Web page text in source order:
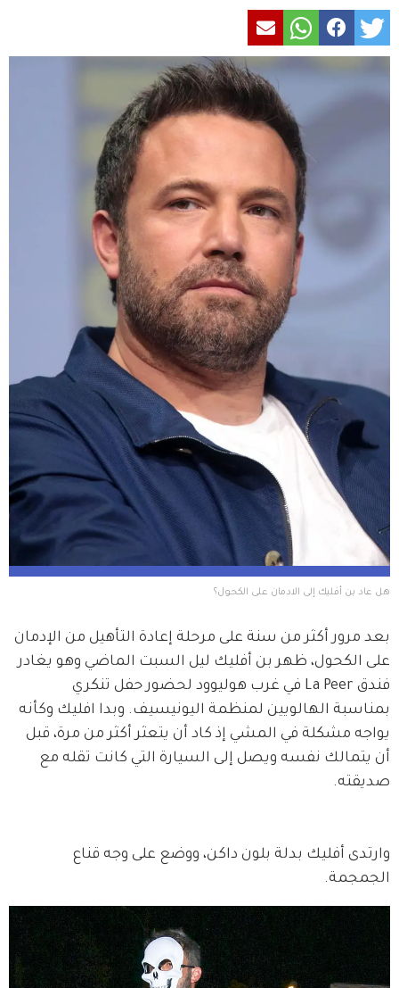
هل عاد بن أفليك إلى الادمان على الكحول؟
بعد مرور أكثر من سنة على مرحلة إعادة التأهيل من الإدمان
على الكحول، ظهر بن أفليك ليل السبت الماضي وهو يغادر
فندق La Peer في غرب هوليوود لحضور حفل تنكري
بمناسبة الهالويين لمنظمة اليونيسيف. وبدا افليك وكأنه
يواجه مشكلة في المشي إذ كاد أن يتعثر أكثر من مرة، قبل
أن يتمالك نفسه ويصل إلى السيارة التي كانت تقله مع
صديقته.
وارتدى أفليك بدلة بلون داكن، ووضع على وجه قناع
الجمجمة.